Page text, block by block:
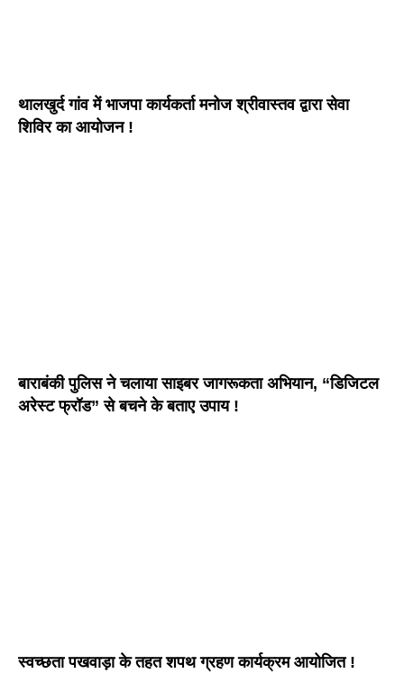
थालखुर्द गांव में भाजपा कार्यकर्ता मनोज श्रीवास्तव द्वारा सेवा
शिविर का आयोजन !
बाराबंकी पुलिस ने चलाया साइबर जागरूकता अभियान, “डिजिटल
अरेस्ट फ्रॉड” से बचने के बताए उपाय !
स्वच्छता पखवाड़ा के तहत शपथ ग्रहण कार्यक्रम आयोजित !